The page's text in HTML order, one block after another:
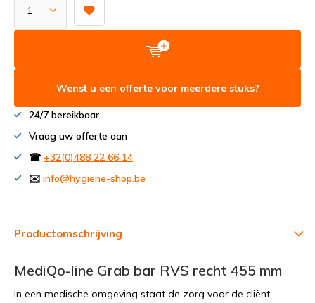
Wenst u een offerte voor meerdere stuks?
24/7 bereikbaar
Vraag uw offerte aan
☎ +32(0)488 22 66 14
✉️ info@hygiene-shop.be
Productomschrijving
MediQo-line Grab bar RVS recht 455 mm
In een medische omgeving staat de zorg voor de cliënt